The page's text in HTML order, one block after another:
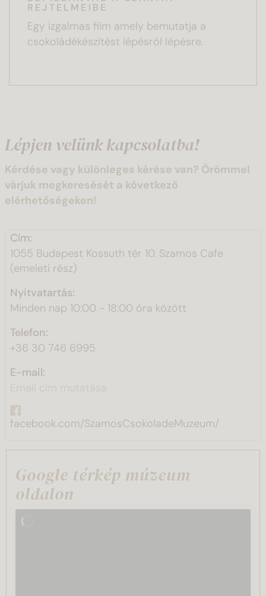
REJTELMEIBE
Egy izgalmas film amely bemutatja a
csokoládékészítést lépésről lépésre.
Lépjen velünk kapcsolatba!
Kérdése vagy különleges kérése van? Örömmel
várjuk megkeresését a következő
elérhetőségeken!
Cím:
1055 Budapest Kossuth tér 10. Szamos Cafe
(emeleti rész)
Nyitvatartás:
Minden nap 10:00 - 18:00 óra között
Telefon:
+36 30 746 6995
E-mail:
facebook.com/SzamosCsokoladeMuzeum/
Google térkép múzeum
oldalon